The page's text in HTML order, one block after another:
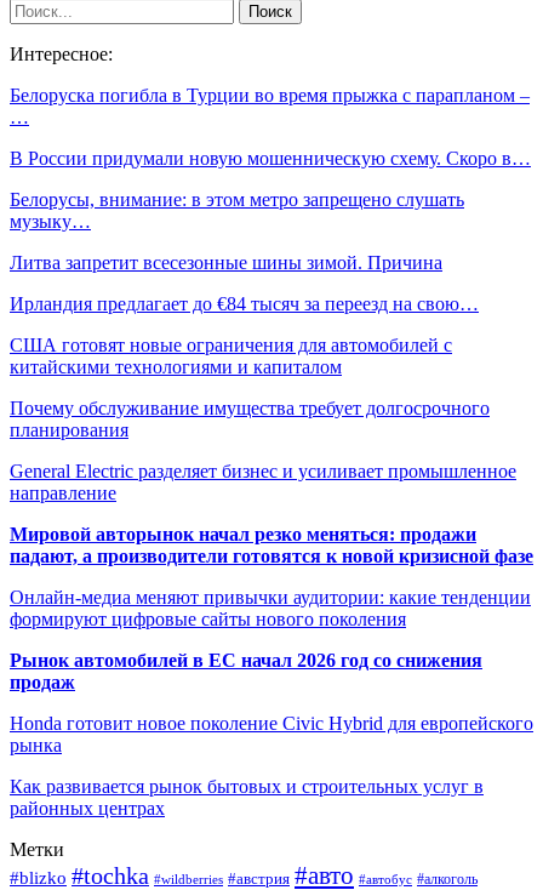
Интересное:
Белоруска погибла в Турции во время прыжка с парапланом –
…
В России придумали новую мошенническую схему. Скоро в…
Белорусы, внимание: в этом метро запрещено слушать
музыку…
Литва запретит всесезонные шины зимой. Причина
Ирландия предлагает до €84 тысяч за переезд на свою…
США готовят новые ограничения для автомобилей с
китайскими технологиями и капиталом
Почему обслуживание имущества требует долгосрочного
планирования
General Electric разделяет бизнес и усиливает промышленное
направление
Мировой авторынок начал резко меняться: продажи
падают, а производители готовятся к новой кризисной фазе
Онлайн-медиа меняют привычки аудитории: какие тенденции
формируют цифровые сайты нового поколения
Рынок автомобилей в ЕС начал 2026 год со снижения
продаж
Honda готовит новое поколение Civic Hybrid для европейского
рынка
Как развивается рынок бытовых и строительных услуг в
районных центрах
Метки
#blizko #tochka #wildberries #австрия #авто #автобус #алкоголь